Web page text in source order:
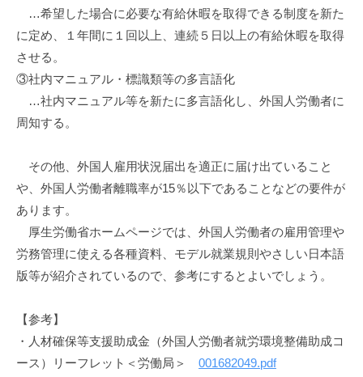
…希望した場合に必要な有給休暇を取得できる制度を新た
に定め、１年間に１回以上、連続５日以上の有給休暇を取得
させる。
③社内マニュアル・標識類等の多言語化
…社内マニュアル等を新たに多言語化し、外国人労働者に
周知する。
その他、外国人雇用状況届出を適正に届け出ていること
や、外国人労働者離職率が15％以下であることなどの要件が
あります。
厚生労働省ホームページでは、外国人労働者の雇用管理や
労務管理に使える各種資料、モデル就業規則やさしい日本語
版等が紹介されているので、参考にするとよいでしょう。
【参考】
・人材確保等支援助成金（外国人労働者就労環境整備助成コ
ース）リーフレット＜労働局＞ 001682049.pdf